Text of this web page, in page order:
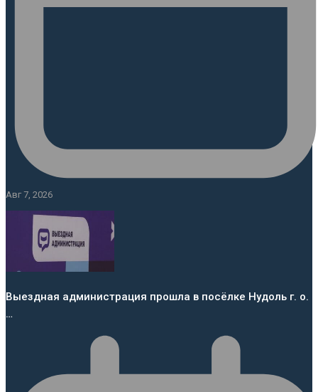
Авг 7, 2026
Выездная администрация прошла в посёлке Нудоль г. о.
…